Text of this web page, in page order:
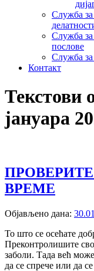
Служба за
Служба
послове
Служба за
Контакт
Текстови
јануара
ВРЕМЕ
Објављено дана:
То што се осећате
Преконтролишите
заболи. Тада већ
да се спрече или да се